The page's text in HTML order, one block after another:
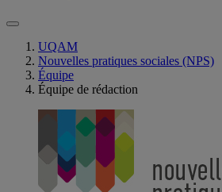
UQAM
Nouvelles pratiques sociales (NPS)
Équipe
Équipe de rédaction